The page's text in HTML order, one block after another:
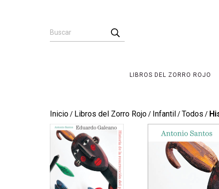
LIBROS DEL ZORRO ROJO
Inicio/ Libros del Zorro Rojo/ Infantil /Todos /